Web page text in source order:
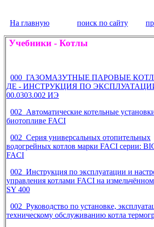
На главную поиск по сайту
Учебники - Котлы
000 ГАЗОМАЗУТНЫЕ ПАРОВЫЕ
ДЕ - ИНСТРУКЦИЯ ПО
00.0303.002 ИЭ
002 Автоматические котельные
биотопливе FACI
002 Серия универсальных отопительных
водогрейных котлов марки FACI серии:
FACI
002 Инструкция по эксплуатации и
управления котлами FACI на
SY 400
002 Руководство по установке,
техническому обслуживанию котла